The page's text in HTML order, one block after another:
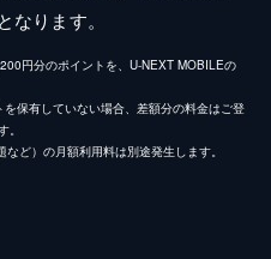
ります。
円分のポイントを、U-NEXT MOBILEの
保有していない場合、差額分の料金はご登
ど）の月額利用料は別途発生します。